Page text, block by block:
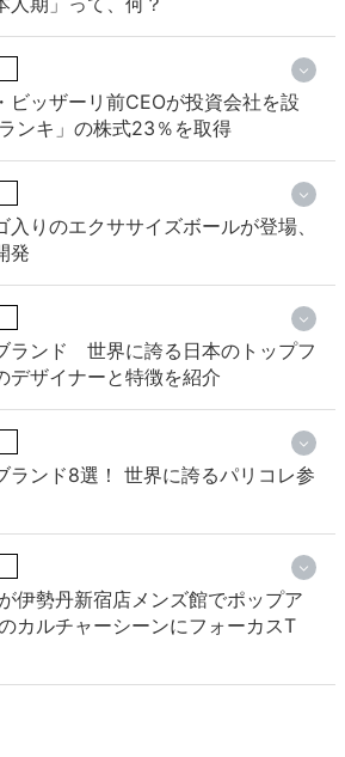
ビッザーリ前CEOが投資会社を設
ンキ」の株式23％を取得
入りのエクササイズボールが登場、
発
ランド 世界に誇る日本のトップフ
デザイナーと特徴を紹介
ランド8選！ 世界に誇るパリコレ参
伊勢丹新宿店メンズ館でポップア
カルチャーシーンにフォーカスT